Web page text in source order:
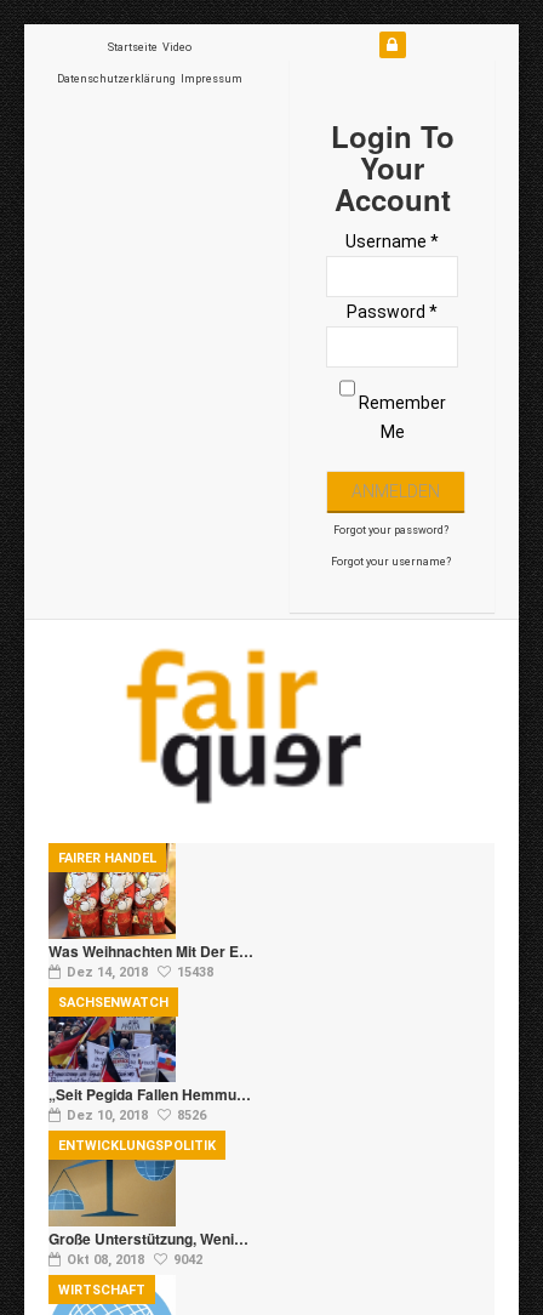
Startseite Video
Datenschutzerklärung Impressum
Login To
Your
Account
Username *
Password *
Remember
Me
Forgot your password?
Forgot your username?
Was Weihnachten Mit Der E…
Dez 14, 2018 15438
FAIRER HANDEL
„Seit Pegida Fallen Hemmu…
Dez 10, 2018 8526
SACHSENWATCH
Große Unterstützung, Weni…
Okt 08, 2018 9042
ENTWICKLUNGSPOLITIK
WIRTSCHAFT